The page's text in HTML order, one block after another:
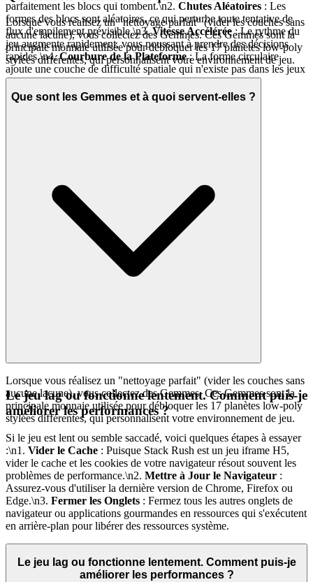
parfaitement les blocs qui tombent.\n2. Chutes Aléatoires : Les
formes des blocs sont aléatoires, ce qui perturbe toute tentative de
flux d'empilement prévisible.\n3.Vitesse Accélérée: Le rythme du
jeu augmente rapidement, vous poussant à prendre des décisions
rapides.\n4.Courbure de la Plateforme: La forme circulaire
ajoute une couche de difficulté spatiale qui n'existe pas dans les jeux
d'empilement de blocs plats.
Lorsque vous réalisez un "nettoyage parfait" (vider les couches sans
aucune lacune), vous collectez des Gemmes. Ces Gemmes sont la
principale monnaie utilisée pour débloquer les 17 planètes low-poly
stylées différentes, qui personnalisent votre environnement de jeu.
Que sont les Gemmes et à quoi servent-elles ?
Lorsque vous réalisez un "nettoyage parfait" (vider les couches sans
aucune lacune), vous collectez des Gemmes. Ces Gemmes sont la
principale monnaie utilisée pour débloquer les 17 planètes low-poly
stylées différentes, qui personnalisent votre environnement de jeu.
Le jeu lag ou fonctionne lentement. Comment puis-je
améliorer les performances ?
Si le jeu est lent ou semble saccadé, voici quelques étapes à essayer
:\n1. Vider le Cache : Puisque Stack Rush est un jeu iframe H5,
vider le cache et les cookies de votre navigateur résout souvent les
problèmes de performance.\n2. Mettre à Jour le Navigateur :
Assurez-vous d'utiliser la dernière version de Chrome, Firefox ou
Edge.\n3. Fermer les Onglets : Fermez tous les autres onglets de
navigateur ou applications gourmandes en ressources qui s'exécutent
en arrière-plan pour libérer des ressources système.
Le jeu lag ou fonctionne lentement. Comment puis-je
améliorer les performances ?